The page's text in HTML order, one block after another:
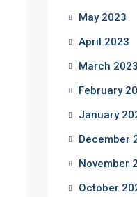
May 2023
April 2023
March 2023
February
January
December
November
October